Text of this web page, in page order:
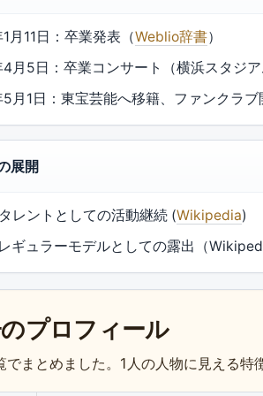
月11日：卒業発表（Weblio辞書）
月5日：卒業コンサート（横浜スタジ
月1日：東宝芸能へ移籍、ファンクラ
展開
レントとしての活動継続 (Wikipedia)
レギュラーモデルとしての露出（
プロフィール
でまとめました。1人の人物に見える特